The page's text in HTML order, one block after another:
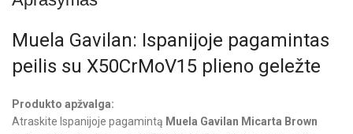
Muela Gavilan: Ispanijoje pagamintas
peilis su X50CrMoV15 plieno geležte
Produkto apžvalga:
Atraskite Ispanijoje pagamintą Muela Gavilan Micarta Brown